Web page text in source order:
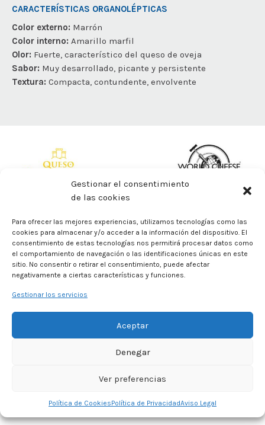
Gestionar el consentimiento
de las cookies
Para ofrecer las mejores experiencias, utilizamos tecnologías como las
cookies para almacenar y/o acceder a la información del dispositivo. El
consentimiento de estas tecnologías nos permitirá procesar datos como
el comportamiento de navegación o las identificaciones únicas en este
sitio. No consentir o retirar el consentimiento, puede afectar
negativamente a ciertas características y funciones.
Gestionar los servicios
Aceptar
Denegar
Ver preferencias
Política de CookiesPolítica de PrivacidadAviso Legal
CARACTERÍSTICAS ORGANOLÉPTICAS
Color externo: Marrón
Color interno: Amarillo marfil
Olor: Fuerte, característico del queso de oveja
Sabor: Muy desarrollado, picante y persistente
Textura: Compacta, contundente, envolvente